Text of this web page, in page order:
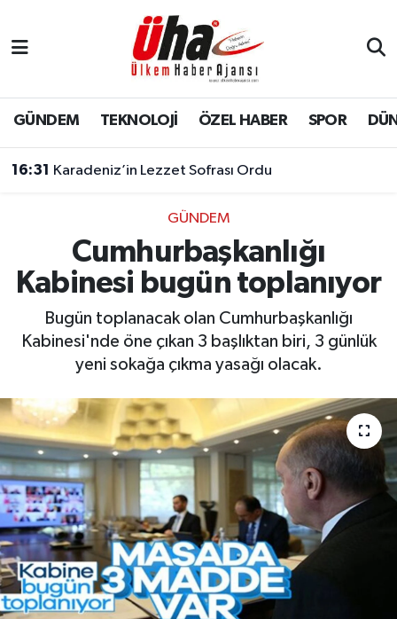
GÜNDEM TEKNOLOJİ ÖZEL HABER SPOR
16:31 Karadeniz’in Lezzet Sofrası Ordu
GÜNDEM
Cumhurbaşkanlığı
Kabinesi bugün toplanıyor
Bugün toplanacak olan Cumhurbaşkanlığı
Kabinesi'nde öne çıkan 3 başlıktan biri, 3 günlük
yeni sokağa çıkma yasağı olacak.
İstanbul Nöbetçi Eczaneler
İstanbul Hava Durumu
Süper Lig Puan Durumu ve Fikstür
Tüm Manşetler
Son Dakika Haberleri